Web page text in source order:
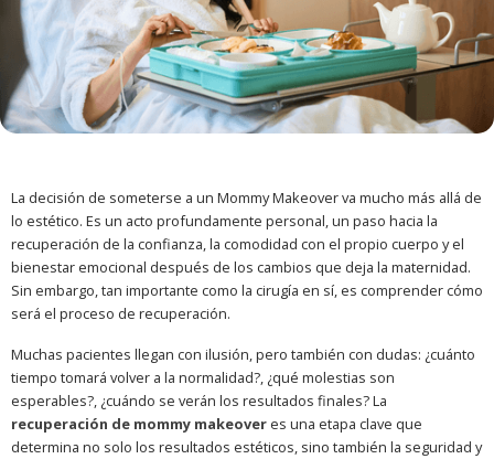
La decisión de someterse a un Mommy Makeover va mucho más allá de
lo estético. Es un acto profundamente personal, un paso hacia la
recuperación de la confianza, la comodidad con el propio cuerpo y el
bienestar emocional después de los cambios que deja la maternidad.
Sin embargo, tan importante como la cirugía en sí, es comprender cómo
será el proceso de recuperación.
Muchas pacientes llegan con ilusión, pero también con dudas: ¿cuánto
tiempo tomará volver a la normalidad?, ¿qué molestias son
esperables?, ¿cuándo se verán los resultados finales? La
recuperación de mommy makeover es una etapa clave que
determina no solo los resultados estéticos, sino también la seguridad y